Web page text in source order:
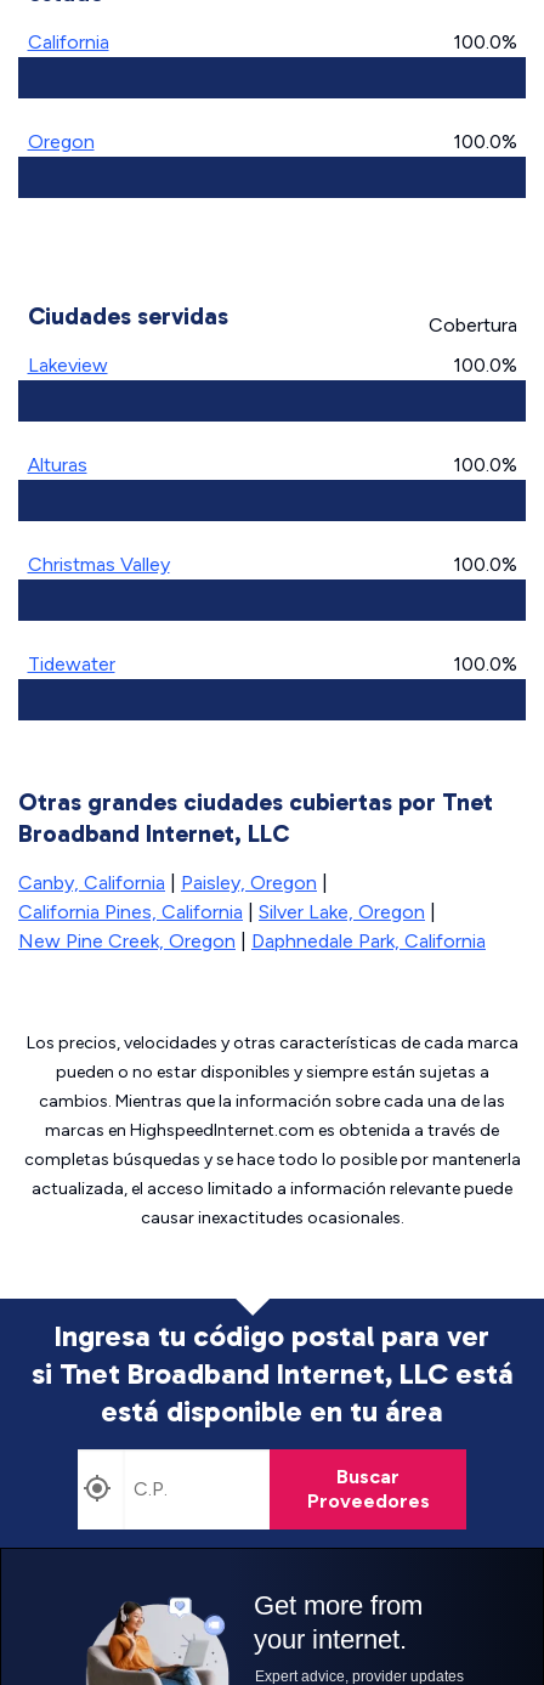
California 100.0%
Oregon 100.0%
Ciudades servidas
Cobertura
Lakeview
100.0%
Alturas 100.0%
Christmas Valley 100.0%
Tidewater 100.0%
Otras grandes ciudades cubiertas por Tnet
Broadband Internet, LLC
Canby, California Paisley, Oregon
California Pines, California
Silver Lake, Oregon
New Pine Creek, Oregon
Daphnedale Park, California
Los precios, velocidades y otras características de cada marca
pueden o no estar disponibles y siempre están sujetas a
cambios. Mientras que la información sobre cada una de las
marcas en HighspeedInternet.com es obtenida a través de
completas búsquedas y se hace todo lo posible por mantenerla
actualizada, el acceso limitado a información relevante puede
causar inexactitudes ocasionales.
Ingresa tu código postal para ver
si Tnet Broadband Internet, LLC está
está disponible en tu área
Buscar
Proveedores